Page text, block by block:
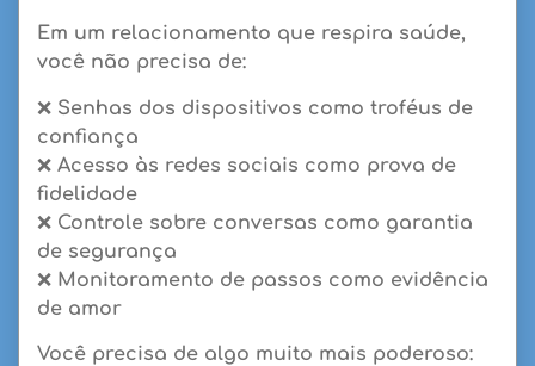
Em um relacionamento que respira saúde,
você não precisa de:
❌ Senhas dos dispositivos como troféus de
confiança
❌ Acesso às redes sociais como prova de
fidelidade
❌ Controle sobre conversas como garantia
de segurança
❌ Monitoramento de passos como evidência
de amor
Você precisa de algo muito mais poderoso: